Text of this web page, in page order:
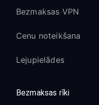
Bezmaksas VPN
Cenu noteikšana
Lejupielādes
Bezmaksas rīki